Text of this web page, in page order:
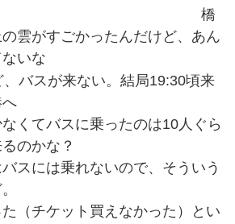
橋
雲がすごかったんだけど、あん
いな
バスが来ない。結局19:30頃来
くてバスに乗ったのは10人ぐら
のかな？
スには乗れないので、そういう
（チケット買えなかった）とい